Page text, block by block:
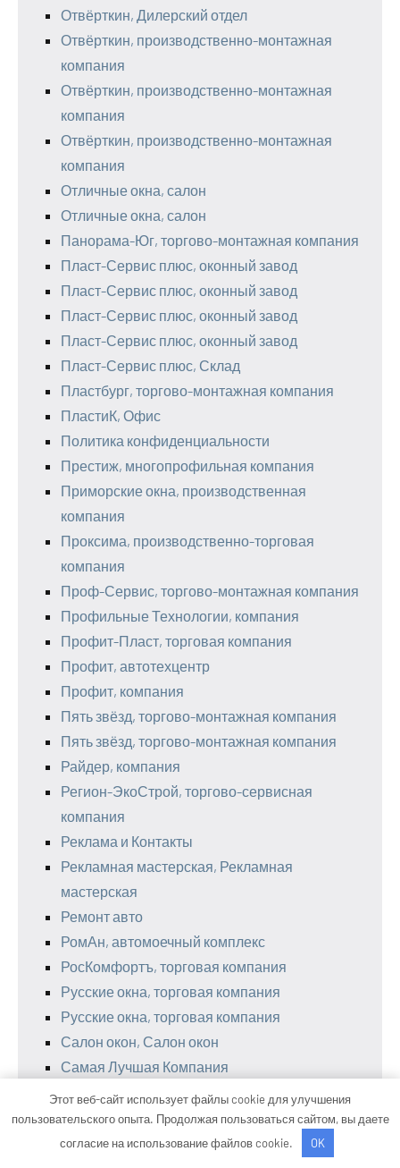
Отвёрткин, Дилерский отдел
Отвёрткин, производственно-монтажная
компания
Отвёрткин, производственно-монтажная
компания
Отвёрткин, производственно-монтажная
компания
Отличные окна, салон
Отличные окна, салон
Панорама-Юг, торгово-монтажная компания
Пласт-Сервис плюс, оконный завод
Пласт-Сервис плюс, оконный завод
Пласт-Сервис плюс, оконный завод
Пласт-Сервис плюс, оконный завод
Пласт-Сервис плюс, Склад
Пластбург, торгово-монтажная компания
ПластиК, Офис
Политика конфиденциальности
Престиж, многопрофильная компания
Приморские окна, производственная
компания
Проксима, производственно-торговая
компания
Проф-Сервис, торгово-монтажная компания
Профильные Технологии, компания
Профит-Пласт, торговая компания
Профит, автотехцентр
Профит, компания
Пять звёзд, торгово-монтажная компания
Пять звёзд, торгово-монтажная компания
Райдер, компания
Регион-ЭкоСтрой, торгово-сервисная
компания
Реклама и Контакты
Рекламная мастерская, Рекламная
мастерская
Ремонт авто
РомАн, автомоечный комплекс
РосКомфортъ, торговая компания
Русские окна, торговая компания
Русские окна, торговая компания
Салон окон, Салон окон
Самая Лучшая Компания
СанМастер, фирма
Светлов, группа компаний
Светлый дом, торгово-монтажная компания
Этот веб-сайт использует файлы cookie для улучшения
пользовательского опыта. Продолжая пользоваться сайтом, вы даете
согласие на использование файлов cookie.
OK